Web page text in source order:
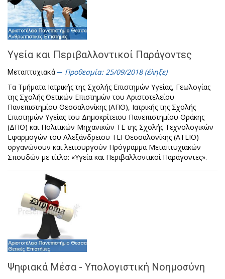
Υγεία και Περιβαλλοντικοί Παράγοντες
Μεταπτυχιακά
Προθεσμία: 25/09/2018 (έληξε)
Τα Τμήματα Ιατρικής της Σχολής Επιστημών Υγείας, Γεωλογίας
της Σχολής Θετικών Επιστημών του Αριστοτελείου
Πανεπιστημίου Θεσσαλονίκης (ΑΠΘ), Ιατρικής της Σχολής
Επιστημών Υγείας του Δημοκρίτειου Πανεπιστημίου Θράκης
(ΔΠΘ) και Πολιτικών Μηχανικών TE της Σχολής Τεχνολογικών
Εφαρμογών του Αλεξάνδρειου ΤΕΙ Θεσσαλονίκης (ΑΤΕΙΘ)
οργανώνουν και λειτουργούν Πρόγραμμα Μεταπτυχιακών
Σπουδών με τίτλο: «Υγεία και Περιβαλλοντικοί Παράγοντες».
Ψηφιακά Μέσα - Υπολογιστική Νοημοσύνη